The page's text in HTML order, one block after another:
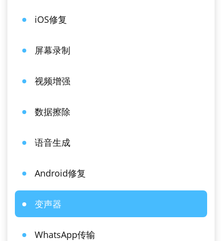
iOS修复
屏幕录制
视频增强
数据擦除
语音生成
Android修复
变声器
WhatsApp传输